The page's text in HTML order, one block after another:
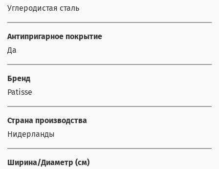
Углеродистая сталь
Антипригарное покрытие
Да
Бренд
Patisse
Страна производства
Нидерланды
Ширина/Диаметр (см)